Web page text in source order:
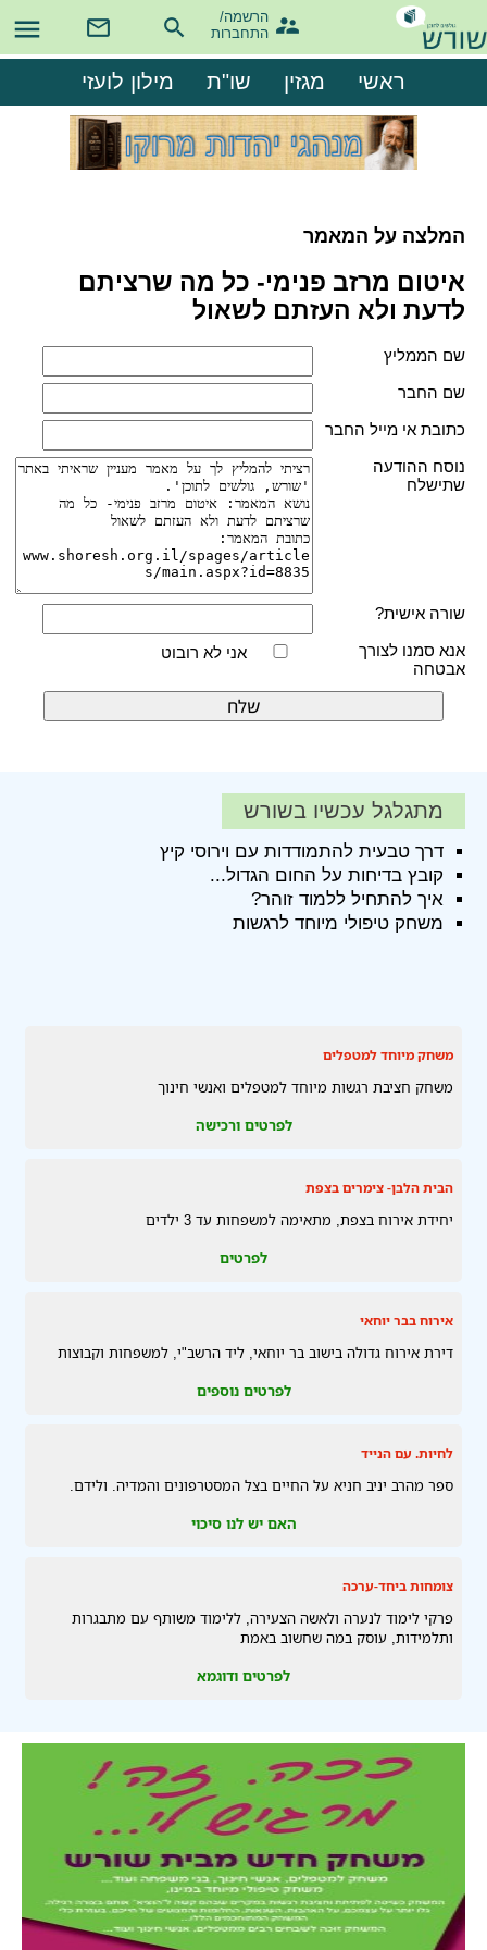

הרשמה/
התחברות
ראשי מגזין שו"ת מילון לועזי
המלצה על המאמר
איטום מרזב פנימי- כל מה שרציתם
לדעת ולא העזתם לשאול
שם הממליץ
שם החבר
כתובת אי מייל החבר
נוסח ההודעה
שתישלח
שורה אישית?
אנא סמנו לצורך
אבטחה
אני לא רובוט
מתגלגל עכשיו בשורש
דרך טבעית להתמודדות עם וירוסי קיץ
קובץ בדיחות על החום הגדול...
איך להתחיל ללמוד זוהר?
משחק טיפולי מיוחד לרגשות
משחק מיוחד למטפלים
משחק חציבת רגשות מיוחד למטפלים ואנשי חינוך
לפרטים ורכישה
הבית הלבן- צימרים בצפת
יחידת אירוח בצפת, מתאימה למשפחות עד 3 ילדים
לפרטים
אירוח בבר יוחאי
דירת אירוח גדולה בישוב בר יוחאי, ליד הרשב"י, למשפחות וקבוצות
לפרטים נוספים
לחיות. עם הנייד
ספר מהרב יניב חניא על החיים בצל המסטרפונים והמדיה. ולידם.
האם יש לנו סיכוי
צומחות ביחד-ערכה
פרקי לימוד לנערה ולאשה הצעירה, ללימוד משותף עם מתבגרות
ותלמידות, עוסק במה שחשוב באמת
לפרטים ודוגמא